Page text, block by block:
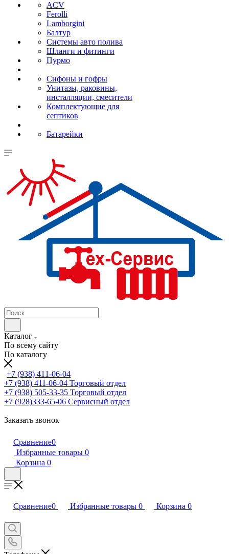
ACV
Ferolli
Lamborgini
Балтур
Системы авто полива
Шланги и фитинги
Пурмо
Сифоны и гофры
Унитазы, раковины,
инсталляции, смесители
Комплектующие для
септиков
Батарейки
Каталог
По всему сайту
По каталогу
+7 (938) 411-06-04
+7 (938) 411-06-04 Торговый отдел
+7 (938) 505-33-35 Торговый отдел
+7 (928)333-65-06 Сервисный отдел
Заказать звонок
Сравнение0
Избранные товары 0
Корзина 0
Сравнение0 Избранные товары 0 Корзина 0